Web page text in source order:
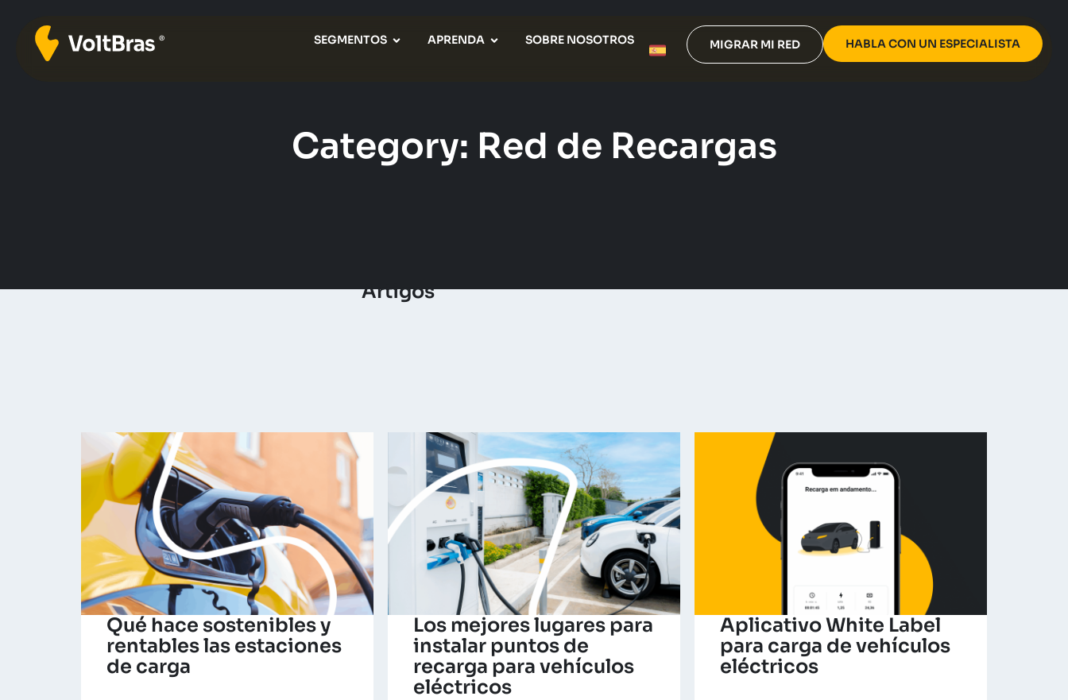
SEGMENTOS APRENDA SOBRE NOSOTROS MIGRAR MI RED HABLA CON UN ESPECIALISTA
Category: Red de Recargas
Artigos Notícias
Qué hace sostenibles y
rentables las estaciones
de carga
Los mejores lugares para
instalar puntos de
recarga para vehículos
eléctricos
Aplicativo White Label
para carga de vehículos
eléctricos